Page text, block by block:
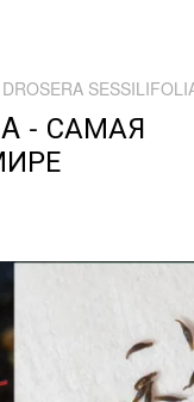
DROSERA
- САМАЯ